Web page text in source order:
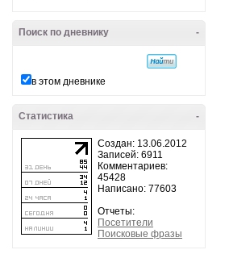
-
Поиск по дневнику
в этом дневнике
-
Статистика
Создан: 13.06.2012
Записей: 6911
Комментариев:
45428
Написано: 77603
Отчеты:
Посетители
Поисковые фразы